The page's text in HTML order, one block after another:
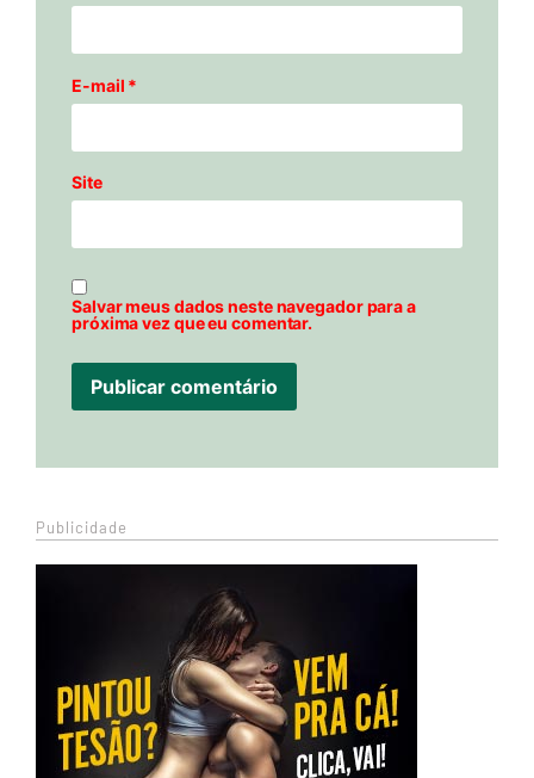
E-mail *
Site
Salvar meus dados neste navegador para a
próxima vez que eu comentar.
Publicidade